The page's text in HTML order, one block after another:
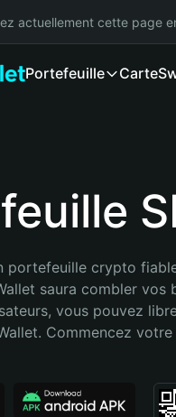
actuellement cette page
Portefeuille Carte
portefeuille crypto
saura combler
vous pouvez
Commencez